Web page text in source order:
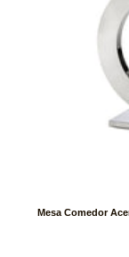
Mesa Comedor